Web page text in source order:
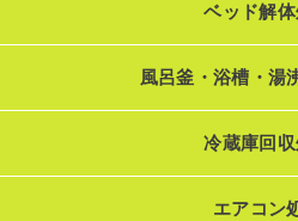
ベッド解
風呂釜・浴槽・湯
冷蔵庫回
エアコン